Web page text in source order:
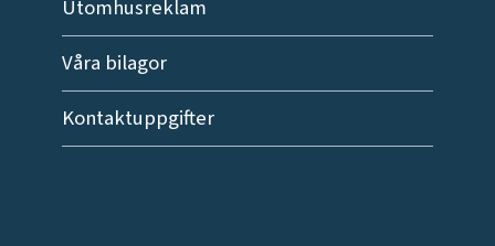
Utomhusreklam
Våra bilagor
Kontaktuppgifter